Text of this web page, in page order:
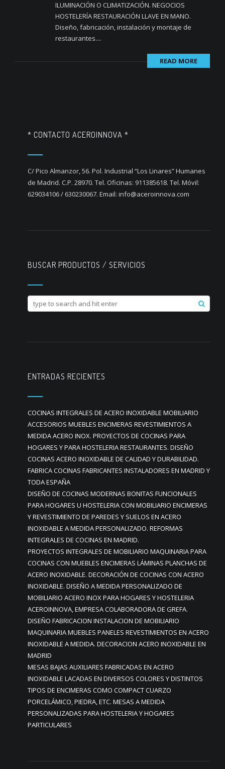
ILUMINACIÓN O CLIMATIZACIÓN. NEGOCIOS
HOSTELERÍA RESTAURACIÓN LLAVE EN MANO.
Diseño, fabricación, instalación y montaje de
restaurantes....
READ MORE
* CONTACTO ACEROINNOVA *
C/ Pico Almanzor, 56. Pol. Industrial “Los Linares” Humanes
de Madrid. C.P. 28970. Tel. Oficinas: 911385618. Tel. Móvil:
629034106 / 630230067. Email: info@aceroinnova.com
BUSCAR PRODUCTOS / SERVICIOS
ENTRADAS RECIENTES
COCINAS INTEGRALES DE ACERO INOXIDABLE MOBILIARIO
ACCESORIOS MUEBLES ENCIMERAS REVESTIMIENTOS A
MEDIDA ACERO INOX. PROYECTOS DE COCINAS PARA
HOGARES Y PARA HOSTELERIA RESTAURANTES. DISEÑO
COCINAS ACERO INOXIDABLE DE CALIDAD Y DURABILIDAD.
FABRICA COCINAS FABRICANTES INSTALADORES EN MADRID Y
TODA ESPAÑA
DISEÑO DE COCINAS MODERNAS BONITAS FUNCIONALES
PARA HOGARES U HOSTELERIA CON MOBILIARIO ENCIMERAS
Y REVESTIMIENTO DE PAREDES Y SUELOS EN ACERO
INOXIDABLE A MEDIDA PERSONALIZADO. REFORMAS
INTEGRALES DE COCINAS EN MADRID.
PROYECTOS INTEGRALES DE MOBILIARIO MAQUINARIA PARA
COCINAS CON MUEBLES ENCIMERAS LÁMINAS PLANCHAS DE
ACERO INOXIDABLE. DECORACIÓN DE COCINAS CON ACERO
INOXIDABLE. DISEÑO A MEDIDA PERSONALIZADO DE
MOBILIARIO ACERO INOX PARA HOGARES Y HOSTELERIA
ACEROINNOVA, EMPRESA COLABORADORA DE GREFA.
DISEÑO FABRICACION INSTALACION DE MOBILIARIO
MAQUINARIA MUEBLES PANELES REVESTIMIENTOS EN ACERO
INOXIDABLE A MEDIDA. DECORACION ACERO INOXIDABLE EN
MADRID
MESAS BAJAS AUXILIARES FABRICADAS EN ACERO
INOXIDABLE LACADAS EN DIVERSOS COLORES Y DISTINTOS
TIPOS DE ENCIMERAS COMO COMPACT CUARZO
PORCELÁMICO, PIEDRA, ETC. MESAS A MEDIDA
PERSONALIZADAS PARA HOSTELERIA Y HOGARES
PARTICULARES